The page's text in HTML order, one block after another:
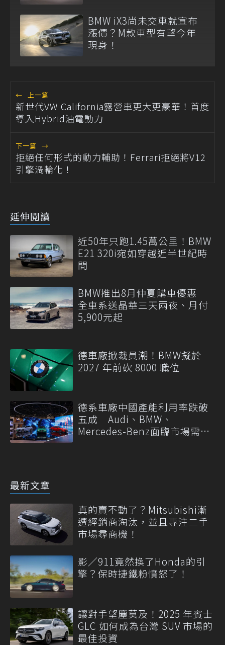
BMW iX3尚未交車就宣布
漲價？M款車型有望今年
現身！
← 上一篇
新世代VW California露營車更大更豪華！首度
導入Hybrid油電動力
下一篇 →
拒絕任何形式的動力輔助！Ferrari拒絕將V12
引擎渦輪化！
延伸閱讀
近50年只跑1.45萬公里！BMW
E21 320i宛如穿越近半世紀時
間
BMW推出8月仲夏購車優惠
全車系送晶華三天兩夜、月付
5,900元起
德車廠掀裁員潮！BMW擬於
2027 年前砍 8000 職位
德系車廠中國產能利用率跌破
五成 Audi、BMW、
Mercedes-Benz面臨市場需求
最新文章
真的賣不動了？Mitsubishi漸
遭經銷商淘汰，並且專注二手
市場尋商機！
影／911竟然換了Honda的引
擎？保時捷鐵粉憤怒了！
讓對手望塵莫及！2025 年賓士
GLC 如何成為台灣 SUV 市場的
最佳投資